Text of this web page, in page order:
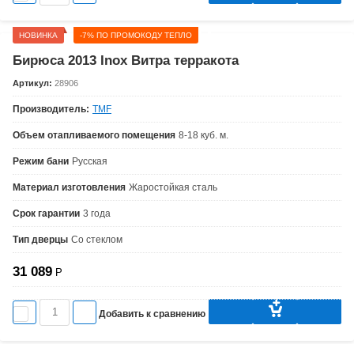
НОВИНКА -7% ПО ПРОМОКОДУ ТЕПЛО
Бирюса 2013 Inox Витра терракота
Артикул: 28906
Производитель: TMF
Объем отапливаемого помещения 8-18 куб. м.
Режим бани Русская
Материал изготовления Жаростойкая сталь
Срок гарантии 3 года
Тип дверцы Со стеклом
31 089 Р
Добавить к сравнению